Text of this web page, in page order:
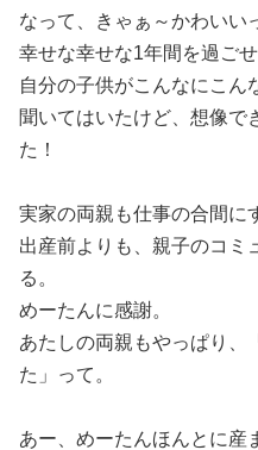
なって、きゃぁ～かわいい
幸せな幸せな1年間を過ごせ
自分の子供がこんなにこん
聞いてはいたけど、想像で
た！
実家の両親も仕事の合間に
出産前よりも、親子のコミ
る。
めーたんに感謝。
あたしの両親もやっぱり、
た」って。
あー、めーたんほんとに